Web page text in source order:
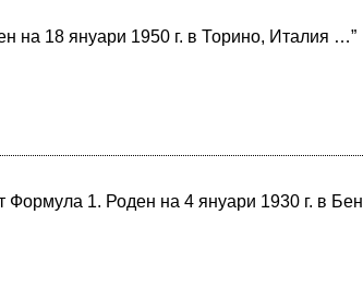
на 18 януари 1950 г. в Торино, Италия …”
1. Роден на 4 януари 1930 г. в